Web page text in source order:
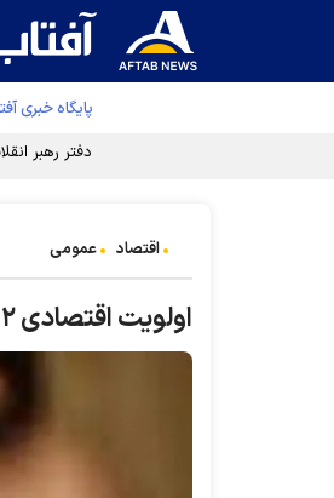
پایگاه خبری
دفتر رهبر
اقتصاد عمومی
اولویت اقتصادی ۱۴۰۲ چیست؟